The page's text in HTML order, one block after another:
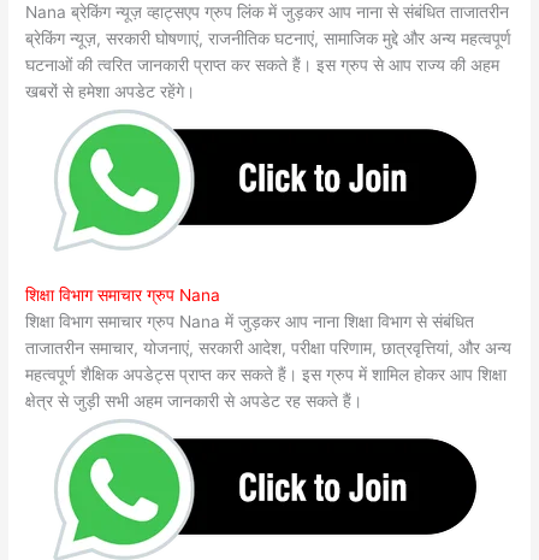
Nana ब्रेकिंग न्यूज़ व्हाट्सएप ग्रुप लिंक में जुड़कर आप नाना से संबंधित ताजातरीन
ब्रेकिंग न्यूज़, सरकारी घोषणाएं, राजनीतिक घटनाएं, सामाजिक मुद्दे और अन्य महत्वपूर्ण
घटनाओं की त्वरित जानकारी प्राप्त कर सकते हैं। इस ग्रुप से आप राज्य की अहम
खबरों से हमेशा अपडेट रहेंगे।
शिक्षा विभाग समाचार ग्रुप Nana
शिक्षा विभाग समाचार ग्रुप Nana में जुड़कर आप नाना शिक्षा विभाग से संबंधित
ताजातरीन समाचार, योजनाएं, सरकारी आदेश, परीक्षा परिणाम, छात्रवृत्तियां, और अन्य
महत्वपूर्ण शैक्षिक अपडेट्स प्राप्त कर सकते हैं। इस ग्रुप में शामिल होकर आप शिक्षा
क्षेत्र से जुड़ी सभी अहम जानकारी से अपडेट रह सकते हैं।